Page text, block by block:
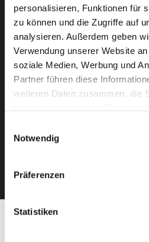
personalisieren, Funktionen für
zu können und die Zugriffe auf
analysieren. Außerdem geben
Verwendung unserer Website
soziale Medien, Werbung und
Partner führen diese
weiteren Daten zusammen, die
Notwendig
Präferenzen
Statistiken